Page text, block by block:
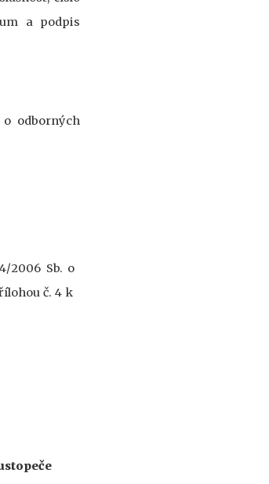
a podpis
odborných
2006 Sb. o
č. 4 k